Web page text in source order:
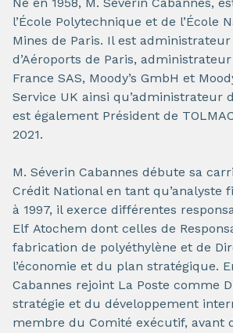
l’École Polytechnique et de l’École
Mines de Paris. Il est
d’Aéroports de Paris, administrateur
France SAS, Moody’s GmbH et
Service UK ainsi qu’administrateur
est également Président de
2021.
M. Séverin Cabannes débute sa
Crédit National en tant qu’analyste
à 1997, il exerce différentes
Elf Atochem dont celles de
fabrication de polyéthylène et de
l’économie et du plan stratégique.
Cabannes rejoint La Poste comme
stratégie et du développement
membre du Comité exécutif, avant